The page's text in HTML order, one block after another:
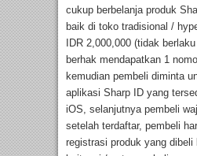
cukup berbelanja produk
baik di toko tradisional /
IDR 2,000,000 (tidak
berhak mendapatkan 1
kemudian pembeli diminta
aplikasi Sharp ID yang
iOS, selanjutnya pembeli
setelah terdaftar, pembeli
registrasi produk yang dibeli